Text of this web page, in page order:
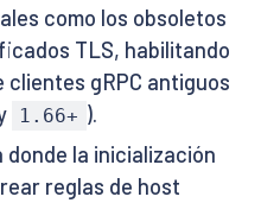
como los obsoletos
TLS, habilitando
gRPC antiguos
1.66+ ).
la inicialización
reglas de host